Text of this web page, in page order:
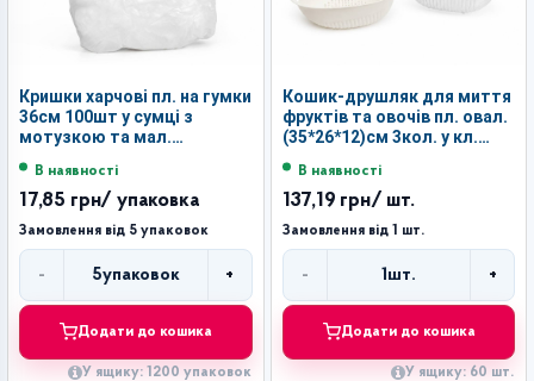
Кришки харчові пл. на гумки
36см 100шт у сумці з
мотузкою та мал.
(1200)
В наявності
17,85 грн/ упаковка
Замовлення від 5 упаковок
- 5упаковок +
Додати до кошика
У ящику: 1200 упаковок
Кошик-друшляк для миття
фруктів та овочів пл. овал.
(35*26*12)см 3кол. у кл.
В наявності
137,19 грн/ шт.
Замовлення від 1 шт.
- 1шт. +
Додати до кошика
У ящику: 60 шт.